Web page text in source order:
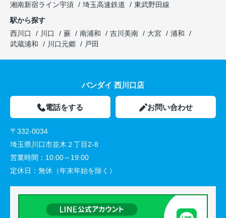
湘南新宿ライン宇須
埼玉高速鉄道
東武野田線
駅から探す
西川口
川口 蕨 南浦和 吉川美南 大宮
浦和
武蔵浦和
川口元郷 戸田
バンダイ 西川口店
電話をする お問い合わせ
〒332-0034
埼玉県川口市並木２丁目2-8
営業時間： 10:00～19:00
定休日： 無休（年末年始を除く）